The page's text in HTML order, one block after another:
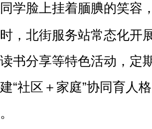
学脸上挂着腼腆的笑容
，北街服务站常态化开
书分享等特色活动，定
“社区＋家庭”协同育人